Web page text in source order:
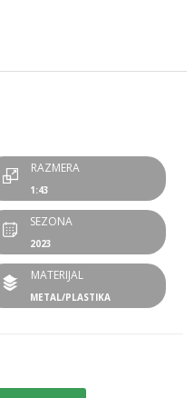
RAZMERA
1:43
SEZONA
2023
MATERIJAL
METAL/PLASTIKA